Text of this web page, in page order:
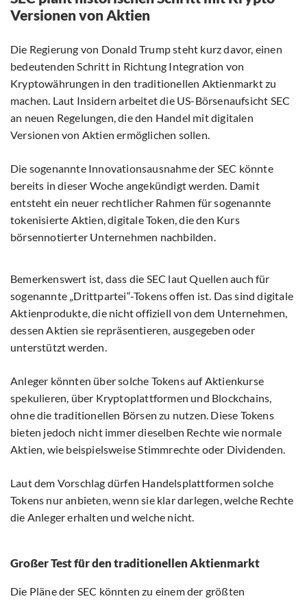
Versionen von Aktien
Die Regierung von Donald Trump steht kurz davor, einen
bedeutenden Schritt in Richtung Integration von
Kryptowährungen in den traditionellen Aktienmarkt zu
machen. Laut Insidern arbeitet die US-Börsenaufsicht SEC
an neuen Regelungen, die den Handel mit digitalen
Versionen von Aktien ermöglichen sollen.
Die sogenannte Innovationsausnahme der SEC könnte
bereits in dieser Woche angekündigt werden. Damit
entsteht ein neuer rechtlicher Rahmen für sogenannte
tokenisierte Aktien, digitale Token, die den Kurs
börsennotierter Unternehmen nachbilden.
Bemerkenswert ist, dass die SEC laut Quellen auch für
sogenannte „Drittpartei“-Tokens offen ist. Das sind digitale
Aktienprodukte, die nicht offiziell von dem Unternehmen,
dessen Aktien sie repräsentieren, ausgegeben oder
unterstützt werden.
Anleger könnten über solche Tokens auf Aktienkurse
spekulieren, über Kryptoplattformen und Blockchains,
ohne die traditionellen Börsen zu nutzen. Diese Tokens
bieten jedoch nicht immer dieselben Rechte wie normale
Aktien, wie beispielsweise Stimmrechte oder Dividenden.
Laut dem Vorschlag dürfen Handelsplattformen solche
Tokens nur anbieten, wenn sie klar darlegen, welche Rechte
die Anleger erhalten und welche nicht.
Großer Test für den traditionellen Aktienmarkt
Die Pläne der SEC könnten zu einem der größten